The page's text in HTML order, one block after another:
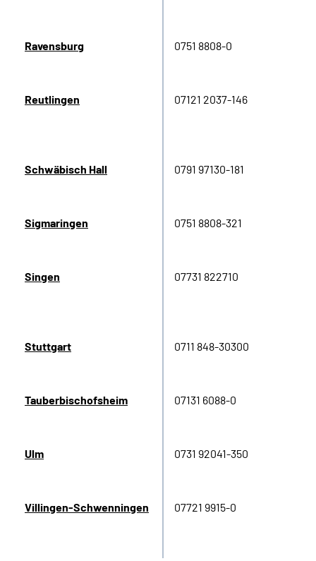
Villingen-Schwenningen 07721 9915-0
Ravensburg 0751 8808-0
Reutlingen 07121 2037-146
Schwäbisch Hall 0791 97130-181
Sigmaringen 0751 8808-321
Singen 07731 822710
Stuttgart 0711 848-30300
Tauberbischofsheim 07131 6088-0
Ulm 0731 92041-350